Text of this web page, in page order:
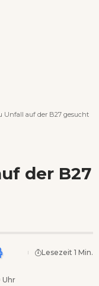
Unfall auf der B27 gesucht
der B27
Uhr
Lesezeit 1 Min.